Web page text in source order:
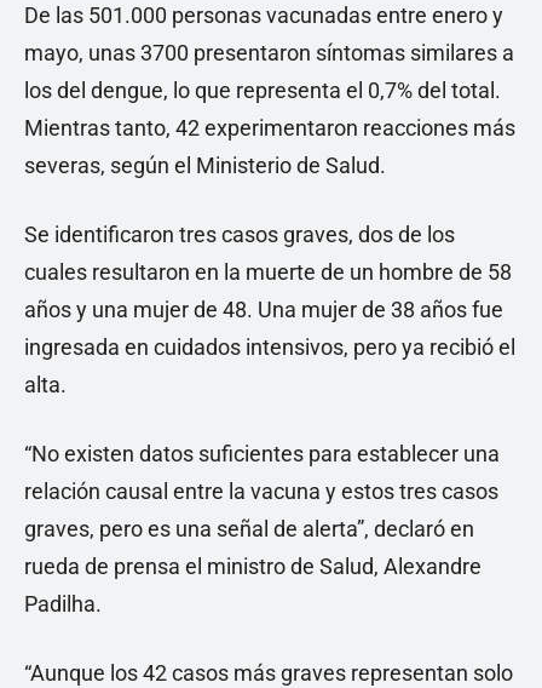
De las 501.000 personas vacunadas entre enero y
mayo, unas 3700 presentaron síntomas similares a
los del dengue, lo que representa el 0,7% del total.
Mientras tanto, 42 experimentaron reacciones más
severas, según el Ministerio de Salud.
Se identificaron tres casos graves, dos de los
cuales resultaron en la muerte de un hombre de 58
años y una mujer de 48. Una mujer de 38 años fue
ingresada en cuidados intensivos, pero ya recibió el
alta.
“No existen datos suficientes para establecer una
relación causal entre la vacuna y estos tres casos
graves, pero es una señal de alerta”, declaró en
rueda de prensa el ministro de Salud, Alexandre
Padilha.
“Aunque los 42 casos más graves representan solo